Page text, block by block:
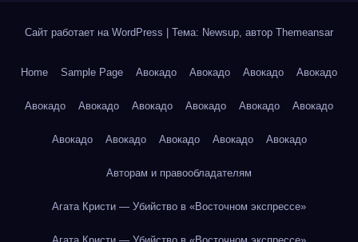
Сайт работает на WordPress Тема: Newsup, автор Themeansar
Home Sample Page Авокадо Авокадо Авокадо Авокадо
Авокадо Авокадо Авокадо Авокадо Авокадо Авокадо
Авокадо Авокадо Авокадо Авокадо Авокадо
Авторам и правообладателям
Агата Кристи — Убийство в «Восточном экспрессе»